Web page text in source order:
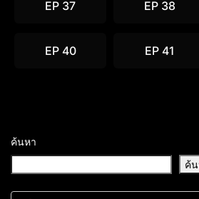
EP 37 EP 38
EP 40 EP 41
ค้นหา
ค้